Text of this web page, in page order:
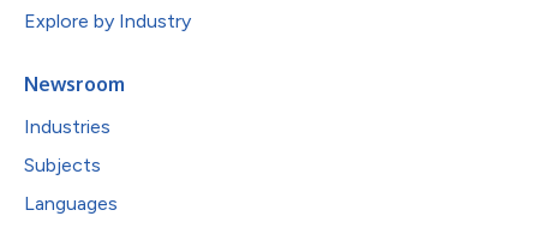
Explore by Industry
Newsroom
Industries
Subjects
Languages